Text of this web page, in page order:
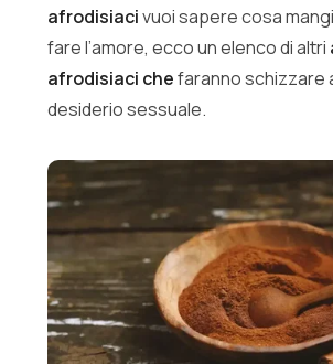
afrodisiacivuoi sapere cosa
fare l’amore, ecco un elenco di altri
afrodisiaci chefaranno schizzare
desiderio sessuale.